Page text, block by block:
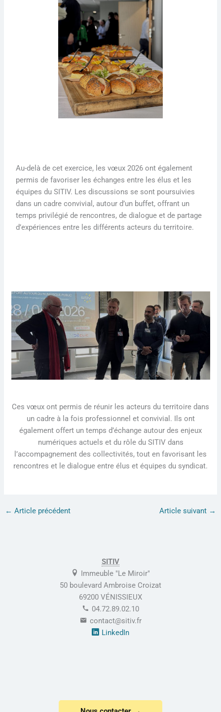
Au-delà de cet exercice, les vœux 2026 ont également
permis de favoriser les échanges entre les élus et les
équipes du SITIV. Les discussions se sont poursuivies
dans un cadre convivial, autour d’un buffet, offrant un
temps privilégié de rencontres, de dialogue et de partage
d’expériences entre les différents acteurs du territoire.
Ces vœux ont permis de réunir les acteurs du territoire dans
un cadre à la fois professionnel et convivial. Ils ont
également offert un temps d’échange autour des enjeux
numériques actuels et du rôle du SITIV dans
l’accompagnement des collectivités, tout en favorisant les
rencontres et le dialogue entre élus et équipes du syndicat.
← Article précédent Article suivant →
SITIV
Immeuble "Le Miroir"
50 boulevard Ambroise Croizat
69200 VÉNISSIEUX
04.72.89.02.10
contact@sitiv.fr
LinkedIn